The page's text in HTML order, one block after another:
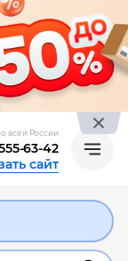
всей России
63-42
сайт